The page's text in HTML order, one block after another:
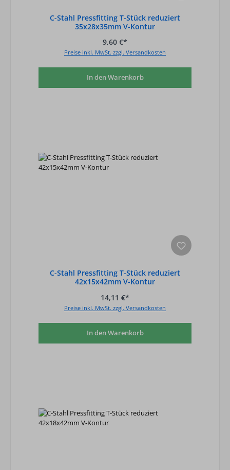
C-Stahl Pressfitting T-Stück reduziert
35x28x35mm V-Kontur
9,60 €*
Preise inkl. MwSt. zzgl. Versandkosten
In den Warenkorb
C-Stahl Pressfitting T-Stück reduziert
42x15x42mm V-Kontur
14,11 €*
Preise inkl. MwSt. zzgl. Versandkosten
In den Warenkorb